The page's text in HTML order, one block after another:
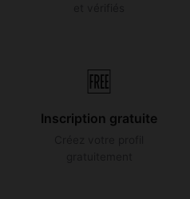
🆓
Inscription gratuite